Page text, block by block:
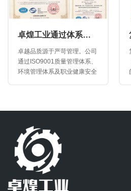
卓煌工业通过体系认证，以防腐材料品质筑牢工业安全屏障
卓越品质源于严苛管理。公司
通过ISO9001质量管理体系、
环境管理体系及职业健康安全